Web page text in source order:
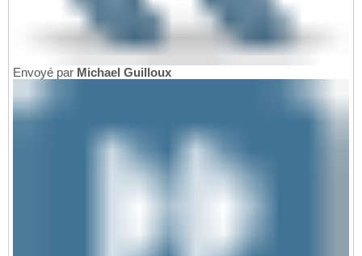
Envoyé par Michael Guilloux